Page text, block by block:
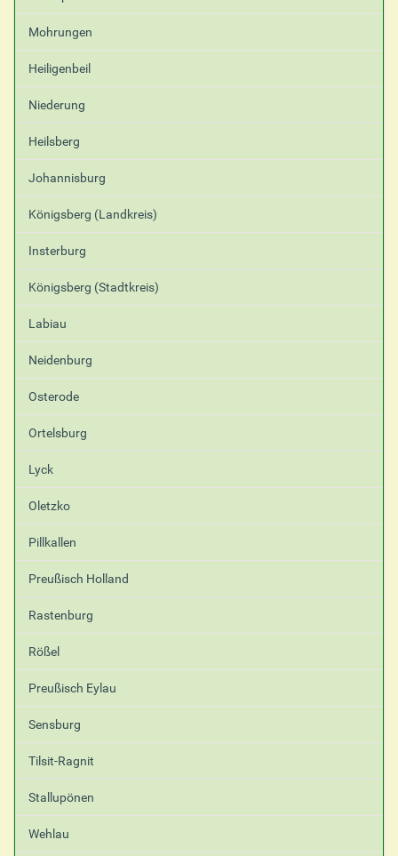
Mohrungen
Heiligenbeil
Niederung
Heilsberg
Johannisburg
Königsberg (Landkreis)
Insterburg
Königsberg (Stadtkreis)
Labiau
Neidenburg
Osterode
Ortelsburg
Lyck
Oletzko
Pillkallen
Preußisch Holland
Rastenburg
Rößel
Preußisch Eylau
Sensburg
Tilsit-Ragnit
Stallupönen
Wehlau